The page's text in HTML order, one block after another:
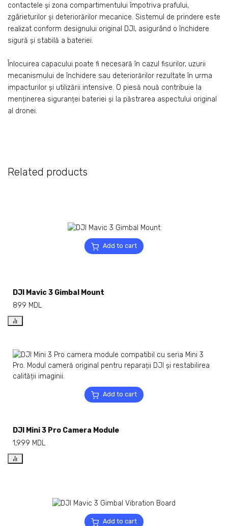
contactele și zona compartimentului împotriva prafului,
zgârieturilor și deteriorărilor mecanice. Sistemul de prindere este
realizat conform designului original DJI, asigurând o închidere
sigură și stabilă a bateriei.
Înlocuirea capacului poate fi necesară în cazul fisurilor, uzurii
mecanismului de închidere sau deteriorărilor rezultate în urma
impacturilor și utilizării intensive. O piesă nouă contribuie la
menținerea siguranței bateriei și la păstrarea aspectului original
al dronei.
Related products
Add to cart
DJI Mavic 3 Gimbal Mount
899 MDL
Add to cart
DJI Mini 3 Pro Camera Module
1,999 MDL
Add to cart